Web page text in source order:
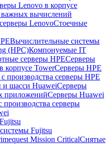
Lenovo в корпусе
важных вычислений
LenovoСтоечные
Вычислительные системы
(HPC)Компонуемые IT
серверы HPEСерверы
корпусе TowerСерверы HPE
производства серверы HPE
и шасси HuaweiСерверы
приложенийСерверы Huawei
производства серверы
Fujitsu
Mission CriticalСнятые